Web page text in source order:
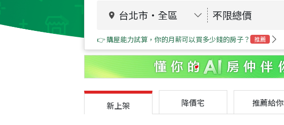
台北市 ・ 全區 不限總價
👉 購屋能力試算，你的月薪可以買多少錢的房子？ 推薦
新上架 降價宅 推薦給你